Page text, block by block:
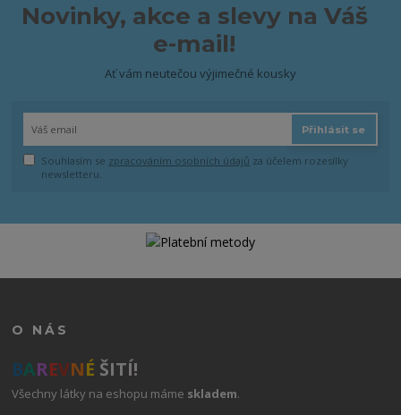
Novinky, akce a slevy na Váš
e-mail!
Ať vám neutečou výjimečné kousky
Přihlásit se
Souhlasím se zpracováním osobních údajů za účelem rozesílky
newsletteru.
O NÁS
BAREVNÉ ŠITÍ!
Všechny látky na eshopu máme skladem.